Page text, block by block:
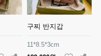
구찌 반지갑
11*8.5*3cm